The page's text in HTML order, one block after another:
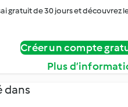
gratuit de 30 jours et
Créer un compte
Plus
dans